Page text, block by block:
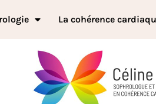
La cohérence